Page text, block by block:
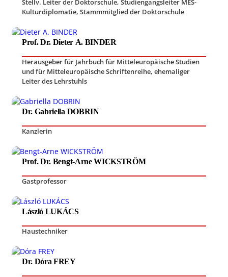
Stellv. Leiter der Doktorschule, Studiengangsleiter MES-
Kulturdiplomatie, Stammmitglied der Doktorschule
Prof. Dr. Dieter A. BINDER
Herausgeber für Jahrbuch für Mitteleuropäische Studien
und für Mitteleuropäische Schriftenreihe, ehemaliger
Leiter des Lehrstuhls
Dr. Gabriella DOBRIN
Kanzlerin
Prof. Dr. Bengt-Arne WICKSTRÖM
Gastprofessor
László LUKÁCS
Haustechniker
Dr. Dóra FREY